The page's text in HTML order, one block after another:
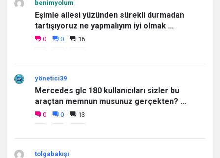
benimyolum
Eşimle ailesi yüzünden sürekli durmadan
tartışıyoruz ne yapmalıyım iyi olmak ...
0 0 16
yönetici39
Mercedes glc 180 kullanıcıları sizler bu
araçtan memnun musunuz gerçekten? ...
0 0 13
tolgabakışı